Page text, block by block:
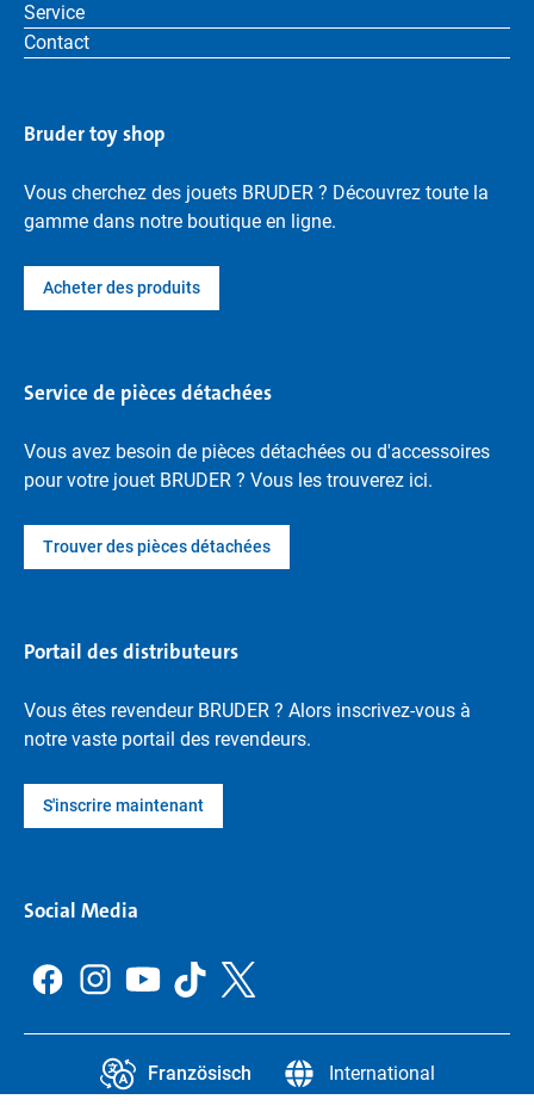
Service
Contact
Bruder toy shop
Vous cherchez des jouets BRUDER ? Découvrez toute la
gamme dans notre boutique en ligne.
Acheter des produits
Service de pièces détachées
Vous avez besoin de pièces détachées ou d'accessoires
pour votre jouet BRUDER ? Vous les trouverez ici.
Trouver des pièces détachées
Portail des distributeurs
Vous êtes revendeur BRUDER ? Alors inscrivez-vous à
notre vaste portail des revendeurs.
S'inscrire maintenant
Social Media
Französisch International